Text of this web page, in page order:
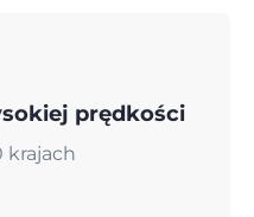
prędkości
krajach